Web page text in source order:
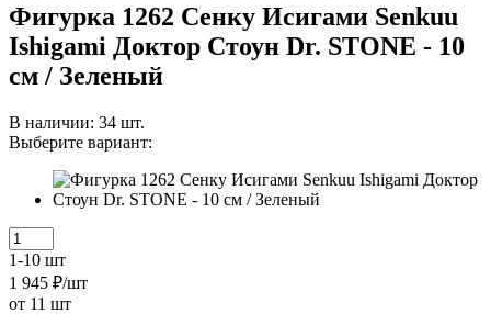
Фигурка 1262 Сенку Исигами Senkuu
Ishigami Доктор Стоун Dr. STONE - 10
см / Зеленый
В наличии: 34 шт.
Выберите вариант:
1-10 шт
1 945 ₽/шт
от 11 шт